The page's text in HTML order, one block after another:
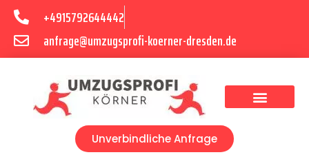
+4915792644442
anfrage@umzugsprofi-koerner-dresden.de
Unverbindliche Anfrage